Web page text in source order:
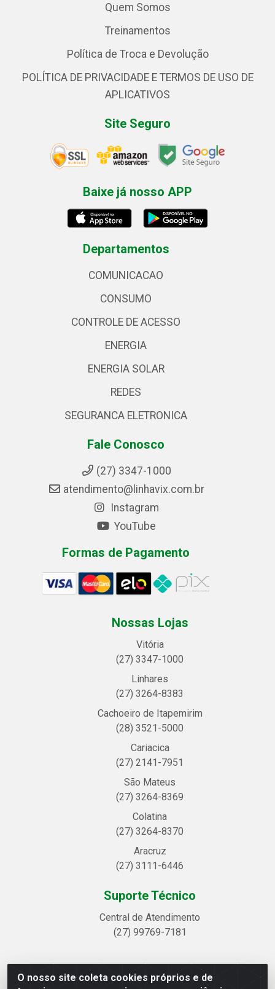
O nosso site coleta cookies próprios e de
Quem Somos
Treinamentos
Política de Troca e Devolução
POLÍTICA DE PRIVACIDADE E TERMOS DE USO DE
APLICATIVOS
Site Seguro
Baixe já nosso APP
Departamentos
COMUNICACAO
CONSUMO
CONTROLE DE ACESSO
ENERGIA
ENERGIA SOLAR
REDES
SEGURANCA ELETRONICA
Fale Conosco
(27) 3347-1000
atendimento@linhavix.com.br
Instagram
YouTube
Formas de Pagamento
Nossas Lojas
Vitória
(27) 3347-1000
Linhares
(27) 3264-8383
Cachoeiro de Itapemirim
(28) 3521-5000
Cariacica
(27) 2141-7951
São Mateus
(27) 3264-8369
Colatina
(27) 3264-8370
Aracruz
(27) 3111-6446
Suporte Técnico
Central de Atendimento
(27) 99769-7181
Linhavix Distribuidora LTDA - Avenida Alegre, 2521 -